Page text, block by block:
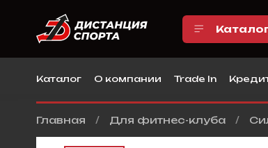
Каталог О компании Trade In
Главная Для фитнес-клуба